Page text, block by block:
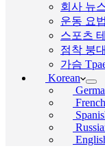
회사 뉴
운동 요
스포츠
점착 붕대
가슴
Korean
French